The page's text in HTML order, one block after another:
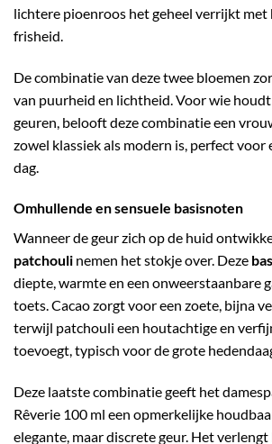
lichtere pioenroos het geheel verrijkt met
frisheid.
De combinatie van deze twee bloemen
van puurheid en lichtheid. Voor wie
geuren, belooft deze combinatie een
zowel klassiek als modern is, perfect voor
dag.
Omhullende en sensuele basisnoten
Wanneer de geur zich op de huid
patchouli nemen het stokje over. Deze
diepte, warmte en een onweerstaanbare
toets. Cacao zorgt voor een zoete, bijna
terwijl patchouli een houtachtige en
toevoegt, typisch voor de grote
Deze laatste combinatie geeft het
Rêverie 100 ml een opmerkelijke
elegante, maar discrete geur. Het